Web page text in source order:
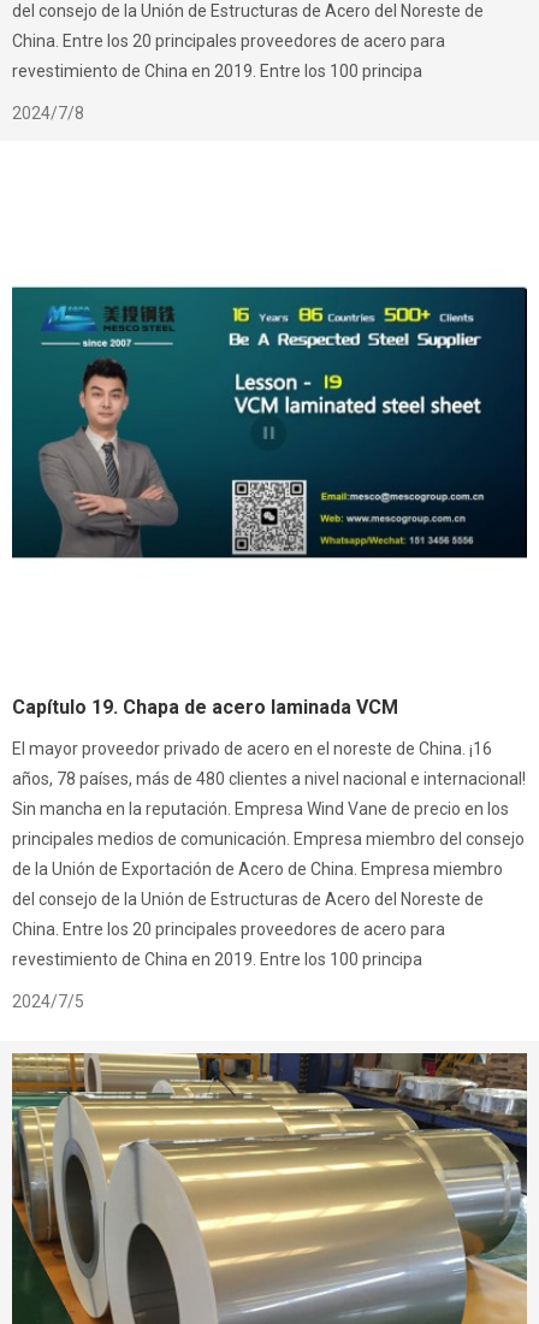
del consejo de la Unión de Estructuras de Acero del Noreste de
China. Entre los 20 principales proveedores de acero para
revestimiento de China en 2019. Entre los 100 principa
2024/7/8
Capítulo 19. Chapa de acero laminada VCM
El mayor proveedor privado de acero en el noreste de China. ¡16
años, 78 países, más de 480 clientes a nivel nacional e internacional!
Sin mancha en la reputación. Empresa Wind Vane de precio en los
principales medios de comunicación. Empresa miembro del consejo
de la Unión de Exportación de Acero de China. Empresa miembro
del consejo de la Unión de Estructuras de Acero del Noreste de
China. Entre los 20 principales proveedores de acero para
revestimiento de China en 2019. Entre los 100 principa
2024/7/5